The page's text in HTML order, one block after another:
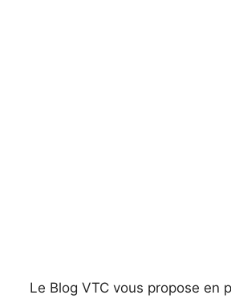
Le Blog VTC vous propose en